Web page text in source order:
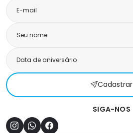
Cadastrar
SIGA-NOS